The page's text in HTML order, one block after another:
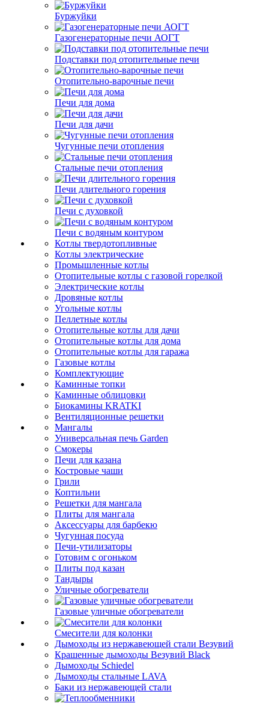
Буржуйки
Газогенераторные печи АОГТ
Подставки под отопительные печи
Отопительно-варочные печи
Печи для дома
Печи для дачи
Чугунные печи отопления
Стальные печи отопления
Печи длительного горения
Печи с духовкой
Печи с водяным контуром
Котлы твердотопливные
Котлы электрические
Промышленные котлы
Отопительные котлы с газовой горелкой
Электрические котлы
Дровяные котлы
Угольные котлы
Пеллетные котлы
Отопительные котлы для дачи
Отопительные котлы для дома
Отопительные котлы для гаража
Газовые котлы
Комплектующие
Каминные топки
Каминные облицовки
Биокамины KRATKI
Вентиляционные решетки
Мангалы
Универсальная печь Garden
Смокеры
Печи для казана
Костровые чаши
Грили
Коптильни
Решетки для мангала
Плиты для мангала
Аксессуары для барбекю
Чугунная посуда
Печи-утилизаторы
Готовим с огоньком
Плиты под казан
Тандыры
Уличные обогреватели
Газовые уличные обогреватели
Смесители для колонки
Дымоходы из нержавеющей стали Везувий
Крашенные дымоходы Везувий Black
Дымоходы Schiedel
Дымоходы стальные LAVA
Баки из нержавеющей стали